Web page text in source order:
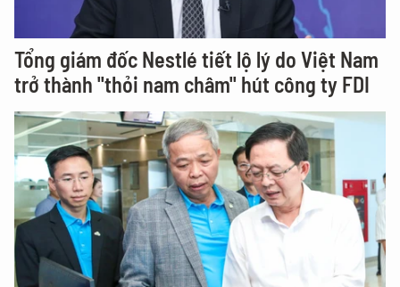
Tổng giám đốc Nestlé tiết lộ lý do Việt Nam
trở thành "thỏi nam châm" hút công ty FDI